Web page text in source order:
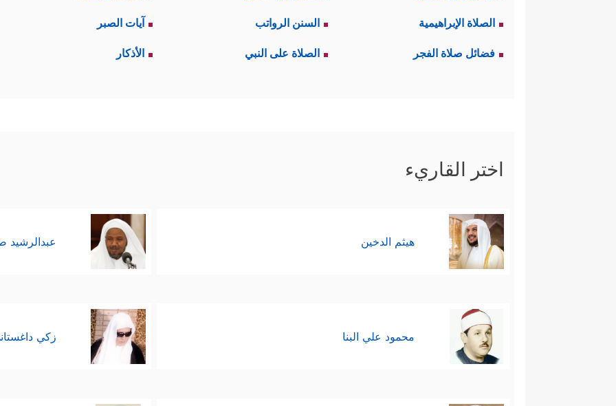
الصلاة الإبراهيمية السنن الرواتب آيات الصبر
فضائل صلاة الفجر الصلاة على النبي الأذكار
اختر القاريء
هيثم الدخين عبدالرشيد
محمود علي البنا زكي